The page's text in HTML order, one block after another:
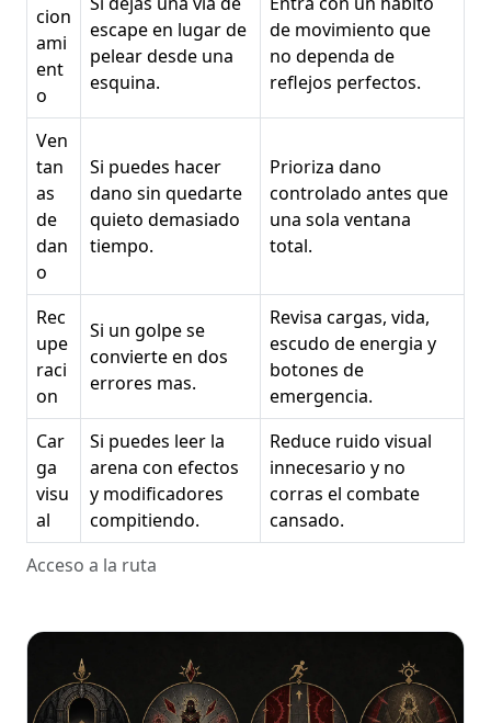
Acceso a la ruta
cion
ami
ent
o
escape en lugar de
pelear desde una
esquina.
de movimiento que
no dependa de
reflejos perfectos.
Ven
tan
as
de
dan
o
Si puedes hacer
dano sin quedarte
quieto demasiado
tiempo.
Prioriza dano
controlado antes que
una sola ventana
total.
Rec
upe
raci
on
Si un golpe se
convierte en dos
errores mas.
Revisa cargas, vida,
escudo de energia y
botones de
emergencia.
Car
ga
visu
al
Si puedes leer la
arena con efectos
y modificadores
compitiendo.
Reduce ruido visual
innecesario y no
corras el combate
cansado.